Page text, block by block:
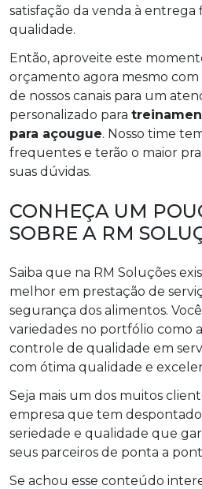
satisfação da venda à
qualidade.
Então, aproveite este
orçamento agora mesmo com
de nossos canais para um
personalizado para
para açougue. Nosso time
frequentes e terão o maior
suas dúvidas.
CONHEÇA UM
SOBRE A RM
Saiba que na RM Soluções
melhor em prestação de
segurança dos alimentos.
variedades no portfólio como
controle de qualidade em
com ótima qualidade e
Seja mais um dos muitos
empresa que tem
seriedade e qualidade que
seus parceiros de ponta a
Se achou esse conteúdo